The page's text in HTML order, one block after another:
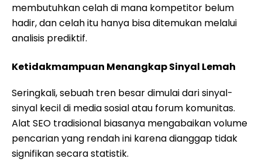
membutuhkan celah di mana kompetitor belum
hadir, dan celah itu hanya bisa ditemukan melalui
analisis prediktif.
Ketidakmampuan Menangkap Sinyal Lemah
Seringkali, sebuah tren besar dimulai dari sinyal-
sinyal kecil di media sosial atau forum komunitas.
Alat SEO tradisional biasanya mengabaikan volume
pencarian yang rendah ini karena dianggap tidak
signifikan secara statistik.